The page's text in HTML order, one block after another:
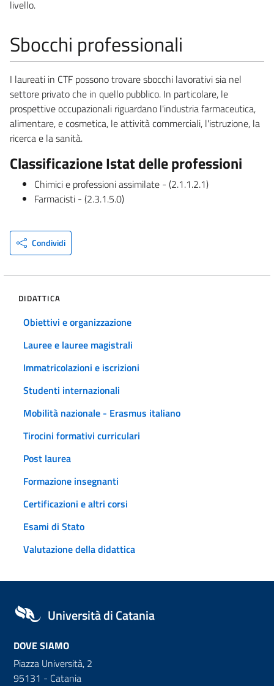
livello.
Sbocchi professionali
I laureati in CTF possono trovare sbocchi lavorativi sia nel
settore privato che in quello pubblico. In particolare, le
prospettive occupazionali riguardano l'industria farmaceutica,
alimentare, e cosmetica, le attività commerciali, l'istruzione, la
ricerca e la sanità.
Classificazione Istat delle professioni
Chimici e professioni assimilate - (2.1.1.2.1)
Farmacisti - (2.3.1.5.0)
Condividi
DIDATTICA
Obiettivi e organizzazione
Lauree e lauree magistrali
Immatricolazioni e iscrizioni
Studenti internazionali
Mobilità nazionale - Erasmus italiano
Tirocini formativi curriculari
Post laurea
Formazione insegnanti
Certificazioni e altri corsi
Esami di Stato
Valutazione della didattica
Università di Catania
DOVE SIAMO
Piazza Università, 2
95131 - Catania